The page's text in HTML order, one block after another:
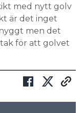
med nytt golv
är det inget
men det
för att golvet